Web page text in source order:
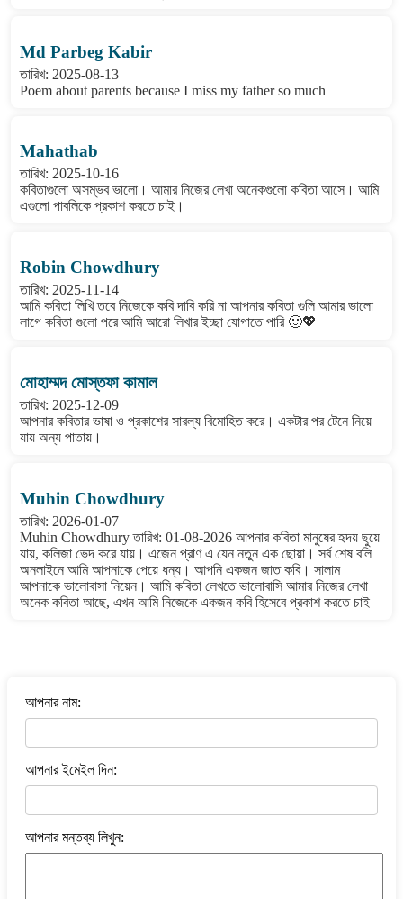
Md Parbeg Kabir
তারিখ: 2025-08-13
Poem about parents because I miss my father so much
Mahathab
তারিখ: 2025-10-16
কবিতাগুলো অসম্ভব ভালো। আমার নিজের লেখা অনেকগুলো কবিতা আসে। আমি
এগুলো পাবলিকে প্রকাশ করতে চাই।
Robin Chowdhury
তারিখ: 2025-11-14
আমি কবিতা লিখি তবে নিজেকে কবি দাবি করি না আপনার কবিতা গুলি আমার ভালো
লাগে কবিতা গুলো পরে আমি আরো লিখার ইচ্ছা যোগাতে পারি 🙂💖
মোহাম্মদ মোস্তফা কামাল
তারিখ: 2025-12-09
আপনার কবিতার ভাষা ও প্রকাশের সারল্য বিমোহিত করে। একটার পর টেনে নিয়ে
যায় অন্য পাতায়।
Muhin Chowdhury
তারিখ: 2026-01-07
Muhin Chowdhury তারিখ: 01-08-2026 আপনার কবিতা মানুষের হৃদয় ছুয়ে
যায়, কলিজা ভেদ করে যায়। এজেন প্রাণ এ যেন নতুন এক ছোয়া। সর্ব শেষ বলি
অনলাইনে আমি আপনাকে পেয়ে ধন্য। আপনি একজন জাত কবি। সালাম
আপনাকে ভালোবাসা নিয়েন। আমি কবিতা লেখতে ভালোবাসি আমার নিজের লেখা
অনেক কবিতা আছে, এখন আমি নিজেকে একজন কবি হিসেবে প্রকাশ করতে চাই
আপনার নাম:
আপনার ইমেইল দিন:
আপনার মন্তব্য লিখুন: